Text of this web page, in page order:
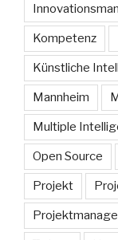
Kompetenz
Künstliche
Mannheim
Multiple
Open Source
Projekt